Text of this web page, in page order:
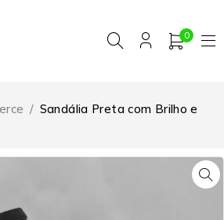
0
/ Sandália Preta com Brilho e